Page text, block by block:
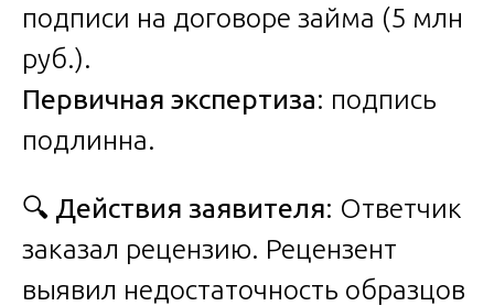
подписи на договоре займа (5 млн
руб.).
Первичная экспертиза: подпись
подлинна.
🔍 Действия заявителя: Ответчик
заказал рецензию. Рецензент
выявил недостаточность образцов